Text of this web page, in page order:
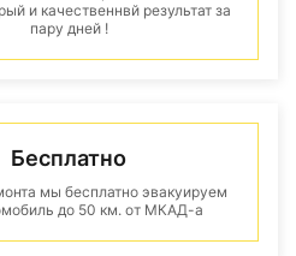
и качественнвй результат за
пару дней !
Бесплатно
мы бесплатно эвакуируем
до 50 км. от МКАД-а